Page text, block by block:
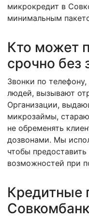
микрокредит в
минимальным
Кто может
срочно без
Звонки по
людей, вызывают
Организации,
микрозаймы,
не обременять
дозвонами. Мы
чтобы
возможностей при
Кредитные